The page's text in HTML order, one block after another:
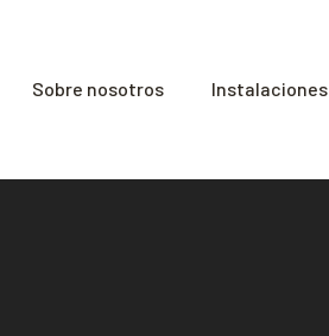
Sobre nosotros Instalaciones